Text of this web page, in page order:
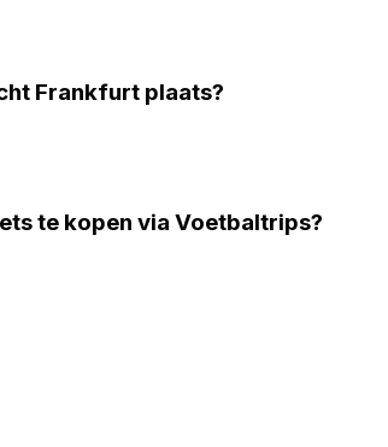
Frankfurt plaats?
te kopen via Voetbaltrips?